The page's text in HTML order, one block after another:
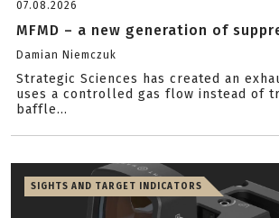
07.08.2026
MFMD – a new generation of
Damian Niemczuk
Strategic Sciences has created an
uses a controlled gas flow instead of
baffle...
SIGHTS AND TARGET INDICATORS